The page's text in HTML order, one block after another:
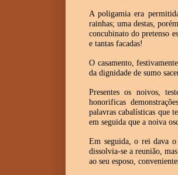
A poligamia era
rainhas; uma destas,
concubinato do pretenso
e tantas facadas!
O casamento,
da dignidade de sumo
Presentes os noivos,
honorificas
palavras cabalísticas que
em seguida que a noiva
Em seguida, o rei dava o
dissolvia-se a reunião,
ao seu esposo,